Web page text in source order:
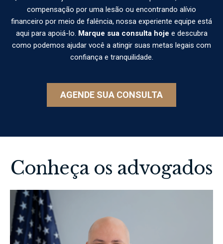
compensação por uma lesão ou encontrando alívio
financeiro por meio de falência, nossa experiente equipe está
aqui para apoiá-lo. Marque sua consulta hoje e descubra
como podemos ajudar você a atingir suas metas legais com
confiança e tranquilidade.
AGENDE SUA CONSULTA
Conheça os advogados